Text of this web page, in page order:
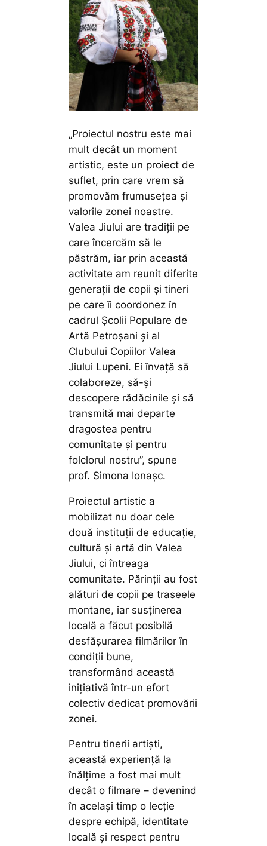
„Proiectul nostru este mai
mult decât un moment
artistic, este un proiect de
suflet, prin care vrem să
promovăm frumusețea și
valorile zonei noastre.
Valea Jiului are tradiții pe
care încercăm să le
păstrăm, iar prin această
activitate am reunit diferite
generații de copii și tineri
pe care îi coordonez în
cadrul Școlii Populare de
Artă Petroșani și al
Clubului Copiilor Valea
Jiului Lupeni. Ei învață să
colaboreze, să-și
descopere rădăcinile și să
transmită mai departe
dragostea pentru
comunitate și pentru
folclorul nostru”, spune
prof. Simona Ionașc.
Proiectul artistic a
mobilizat nu doar cele
două instituții de educație,
cultură și artă din Valea
Jiului, ci întreaga
comunitate. Părinții au fost
alături de copii pe traseele
montane, iar susținerea
locală a făcut posibilă
desfășurarea filmărilor în
condiții bune,
transformând această
inițiativă într-un efort
colectiv dedicat promovării
zonei.
Pentru tinerii artiști,
această experiență la
înălțime a fost mai mult
decât o filmare – devenind
în același timp o lecție
despre echipă, identitate
locală și respect pentru